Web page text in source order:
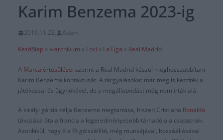
Karim Benzema 2023-ig
2019.11.22.
Adam
Kezdőlap » x-archívum » Foci » La Liga » Real Madrid
A Marca értesülései szerint a Real Madrid készül meghosszabbítani
Karim Benzema kontaktusát. A tárgyalásokat már meg is kezdték a
játékossal és ügynökével, de a megállapodást még nem írták alá.
A királyi gárda célja Benzema megtartása, hiszen Cristiano Ronaldo
távozása óta a francia a legeredményesebb támadója a csapatnak.
Azonkívül, hogy ő a fő gólszállító, még munkájával, hozzáállásával